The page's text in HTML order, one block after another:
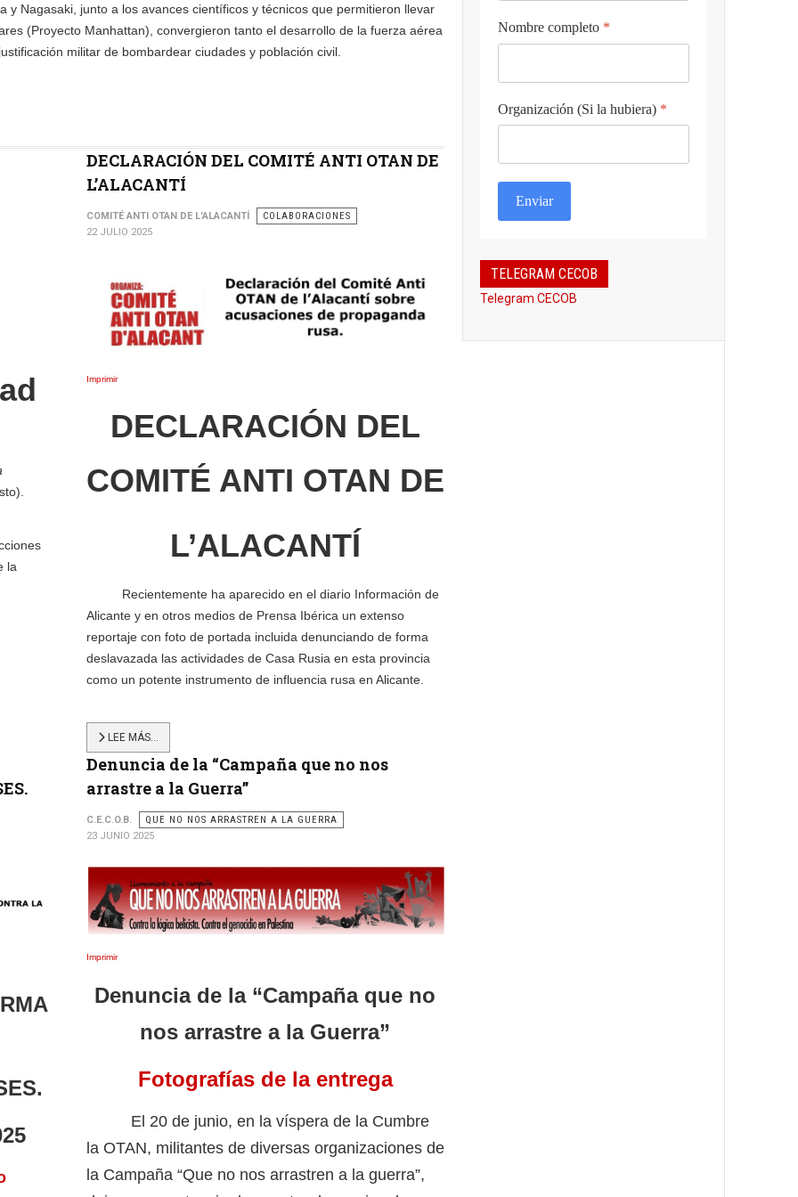
junto a los avances científicos y técnicos que permitieron llevar
(Proyecto Manhattan), convergieron tanto el desarrollo de la fuerza aérea
militar de bombardear ciudades y población civil.
la
DECLARACIÓN DEL COMITÉ ANTI OTAN DE
L’ALACANTÍ
COMITÉ ANTI OTAN DE L’ALACANTÍ
COLABORACIONES
22 JULIO 2025
Imprimir
DECLARACIÓN DEL
COMITÉ ANTI OTAN DE
L’ALACANTÍ
Recientemente ha aparecido en el diario Información de
Alicante y en otros medios de Prensa Ibérica un extenso
reportaje con foto de portada incluida denunciando de forma
deslavazada las actividades de Casa Rusia en esta provincia
como un potente instrumento de influencia rusa en Alicante.
LEE MÁS…
Denuncia de la “Campaña que no nos
arrastre a la Guerra”
C.E.C.O.B.
QUE NO NOS ARRASTREN A LA GUERRA
23 JUNIO 2025
Imprimir
Denuncia de la “Campaña que no
nos arrastre a la Guerra”
Fotografías de la entrega
El 20 de junio, en la víspera de la Cumbre
la OTAN, militantes de diversas organizaciones de
la Campaña “Que no nos arrastren a la guerra”,
Nombre completo *
Organización (Si la hubiera) *
Enviar
TELEGRAM CECOB
Telegram CECOB